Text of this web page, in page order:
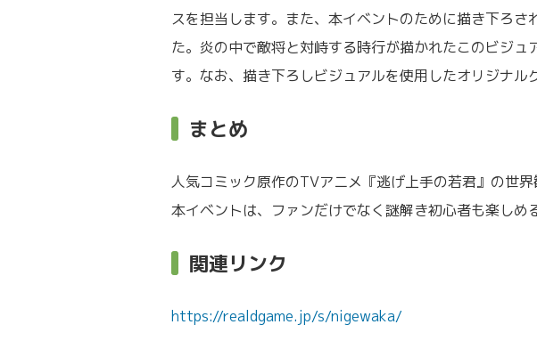
スを担当します。また、本イベントのために描き下ろさ
た。炎の中で敵将と対峙する時行が描かれたこのビジュ
す。なお、描き下ろしビジュアルを使用したオリジナル
まとめ
人気コミック原作のTVアニメ『逃げ上手の若君』の世
本イベントは、ファンだけでなく謎解き初心者も楽しめ
関連リンク
https://realdgame.jp/s/nigewaka/